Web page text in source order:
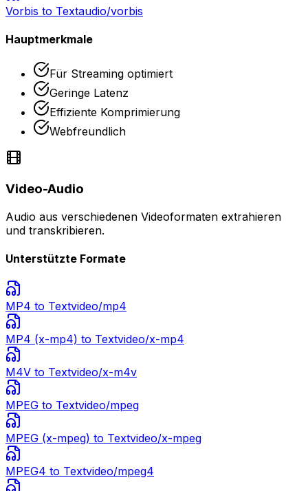
Vorbis to Textaudio/vorbis
Hauptmerkmale
Für Streaming optimiert
Geringe Latenz
Effiziente Komprimierung
Webfreundlich
Video-Audio
Audio aus verschiedenen Videoformaten extrahieren
und transkribieren.
Unterstützte Formate
MP4 to Textvideo/mp4
MP4 (x-mp4) to Textvideo/x-mp4
M4V to Textvideo/x-m4v
MPEG to Textvideo/mpeg
MPEG (x-mpeg) to Textvideo/x-mpeg
MPEG4 to Textvideo/mpeg4